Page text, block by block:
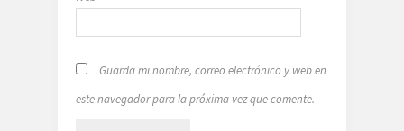
Guarda mi nombre, correo electrónico y web en
este navegador para la próxima vez que comente.